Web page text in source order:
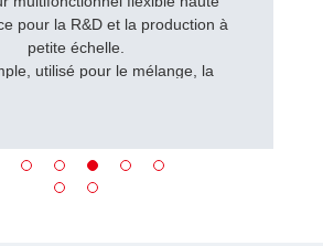
pour la R&D et la production à
petite échelle.
utilisé pour le mélange, la